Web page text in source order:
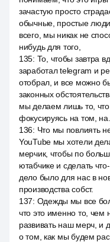
зачастую просто
обычные, простые
всего, мы никак не
нибудь для того,
135: То, чтобы завтра
заработал telegram и
отобрал, и все можно
законных
мы делаем лишь то,
фокусируясь на том, на.
136: Что мы повлиять
YouTube мы хотели
мерчик, чтобы по
ютабчике и сделать
дело было для нас в
производства собст.
137: Одежды мы все
что это именно то, чем
развивать наш мерч, и
о том, как мы будем